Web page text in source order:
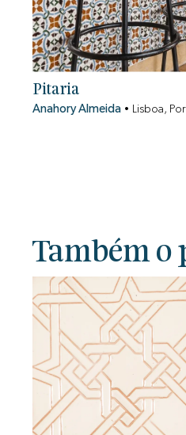
Pitaria
Anahory Almeida • Lisboa,
Também o